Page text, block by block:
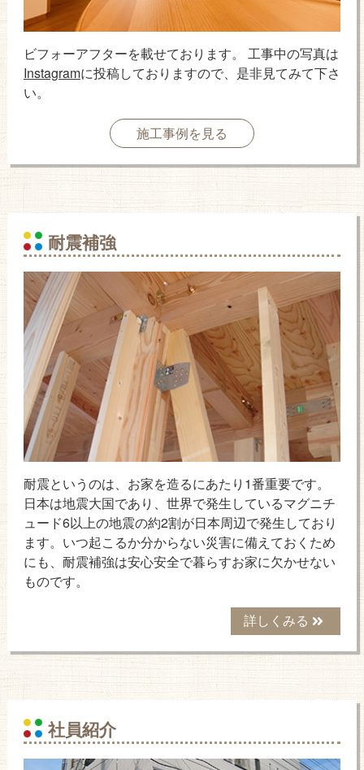
ビフォーアフターを載せております。 工事中の写真は
Instagramに投稿しておりますので、是非見てみて下さ
い。
施工事例を見る
耐震補強
耐震というのは、お家を造るにあたり1番重要です。
日本は地震大国であり、世界で発生しているマグニチ
ュード6以上の地震の約2割が日本周辺で発生しており
ます。いつ起こるか分からない災害に備えておくため
にも、耐震補強は安心安全で暮らすお家に欠かせない
ものです。
詳しくみる
社員紹介